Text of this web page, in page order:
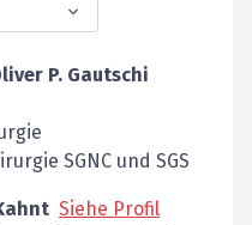
P. Gautschi
SGNC und SGS
Siehe Profil